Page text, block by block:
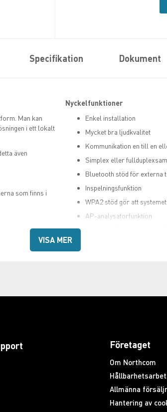
Specifikation Dokument
Man kan
i ett lokalt
även
som finns i
Nyckelfunktioner
Enkel installation
Mycket bra ljudkvalitet
Kommunikation en till en
Simplex eller
Bluetooth stöd för externa
Inspelningsfunktion
WPA2 stöd gör att
AP-analysatorfunktion
VISA MER
Företaget
Om Northcom
Allmänna
Hantering av